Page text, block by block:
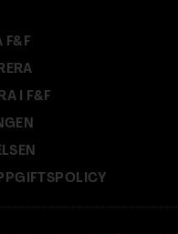
F&F
I F&F